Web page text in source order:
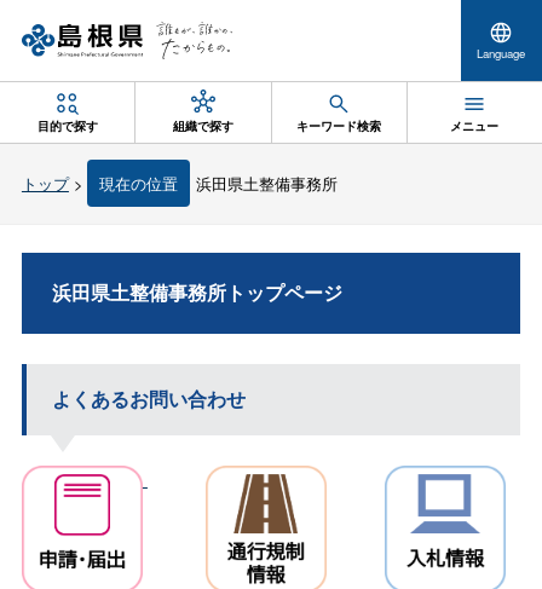
Language
目的で探す 組織で探す キーワード検索 メニュー
トップ> 現在の位置 浜田県土整備事務所
浜田県土整備事務所トップページ
よくあるお問い合わせ
＿＿＿